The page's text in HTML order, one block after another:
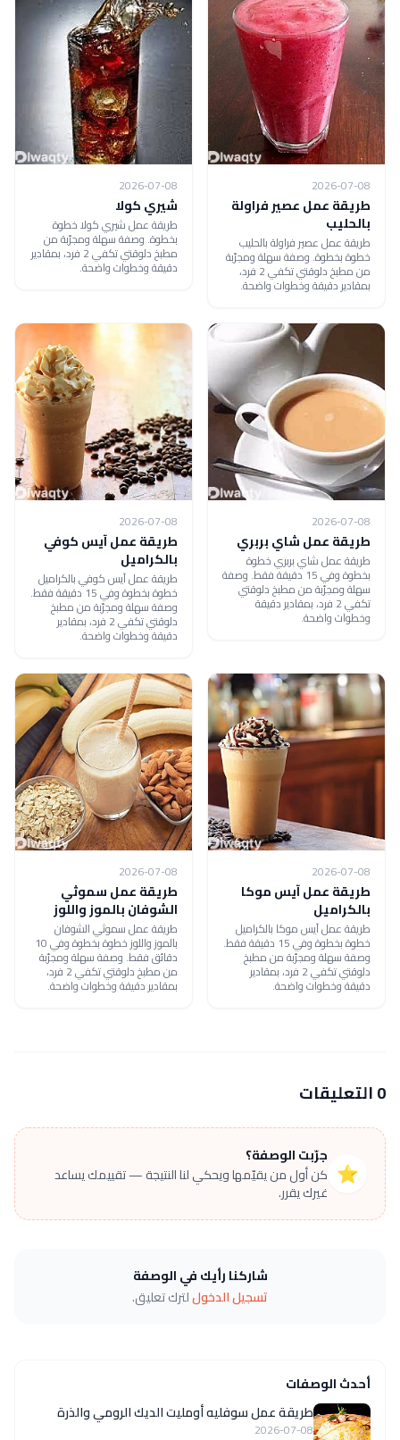
2026-07-08
طريقة عمل عصير فراولة
بالحليب
طريقة عمل عصير فراولة بالحليب
خطوة بخطوة. وصفة سهلة ومجرّبة
من مطبخ دلوقتي تكفي 2 فرد،
بمقادير دقيقة وخطوات واضحة.
2026-07-08
شيري كولا
طريقة عمل شيري كولا خطوة
بخطوة. وصفة سهلة ومجرّبة من
مطبخ دلوقتي تكفي 2 فرد، بمقادير
دقيقة وخطوات واضحة.
2026-07-08
طريقة عمل شاي بربري
طريقة عمل شاي بربري خطوة
بخطوة وفي 15 دقيقة فقط. وصفة
سهلة ومجرّبة من مطبخ دلوقتي
تكفي 2 فرد، بمقادير دقيقة
وخطوات واضحة.
2026-07-08
طريقة عمل آيس كوفي
بالكراميل
طريقة عمل آيس كوفي بالكراميل
خطوة بخطوة وفي 15 دقيقة فقط.
وصفة سهلة ومجرّبة من مطبخ
دلوقتي تكفي 2 فرد، بمقادير
دقيقة وخطوات واضحة.
2026-07-08
طريقة عمل آيس موكا
بالكراميل
طريقة عمل آيس موكا بالكراميل
خطوة بخطوة وفي 15 دقيقة فقط.
وصفة سهلة ومجرّبة من مطبخ
دلوقتي تكفي 2 فرد، بمقادير
دقيقة وخطوات واضحة.
2026-07-08
طريقة عمل سموثي
الشوفان بالموز واللوز
طريقة عمل سموثي الشوفان
بالموز واللوز خطوة بخطوة وفي 10
دقائق فقط. وصفة سهلة ومجرّبة
من مطبخ دلوقتي تكفي 2 فرد،
بمقادير دقيقة وخطوات واضحة.
0 التعليقات
⭐
جرّبت الوصفة؟
كن أول من يقيّمها ويحكي لنا النتيجة — تقييمك يساعد
غيرك يقرر.
شاركنا رأيك في الوصفة
تسجيل الدخوللترك تعليق.
أحدث الوصفات
طريقة عمل سوفليه أومليت الديك الرومي والذرة
2026-07-08